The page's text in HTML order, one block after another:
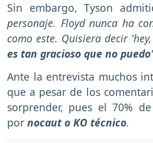
Sin embargo, Tyson
personaje. Floyd nunca ha
como este. Quisiera decir
es tan gracioso que no puedo
Ante la entrevista muchos
que a pesar de los
sorprender, pues el 70%
por nocaut o KO técnico.